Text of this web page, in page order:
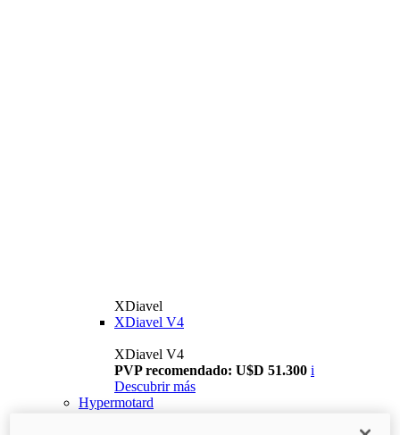
XDiavel
XDiavel V4
XDiavel V4
PVP recomendado: U$D 51.300 i
Descubrir más
Hypermotard